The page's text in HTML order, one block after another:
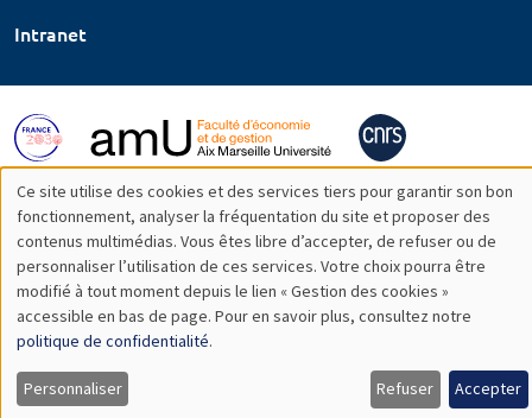
Intranet
Utilisation
des
données
personnelles
et
Ce site utilise des cookies et des services tiers pour garantir son bon
fonctionnement, analyser la fréquentation du site et proposer des
contenus multimédias. Vous êtes libre d’accepter, de refuser ou de
personnaliser l’utilisation de ces services. Votre choix pourra être
modifié à tout moment depuis le lien « Gestion des cookies »
accessible en bas de page. Pour en savoir plus, consultez notre
politique de confidentialité.
Personnaliser Refuser Accepter